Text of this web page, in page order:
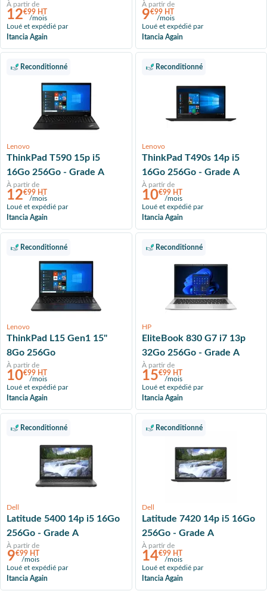
À partir de
12€99 HT
/mois
Loué et expédié par
Itancia Again
À partir de
9€99 HT
/mois
Loué et expédié par
Itancia Again
Reconditionné
Lenovo
ThinkPad T590 15p i5
16Go 256Go - Grade A
À partir de
12€99 HT
/mois
Loué et expédié par
Itancia Again
Reconditionné
Lenovo
ThinkPad T490s 14p i5
16Go 256Go - Grade A
À partir de
10€99 HT
/mois
Loué et expédié par
Itancia Again
Reconditionné
Lenovo
ThinkPad L15 Gen1 15"
8Go 256Go
À partir de
10€99 HT
/mois
Loué et expédié par
Itancia Again
Reconditionné
HP
EliteBook 830 G7 i7 13p
32Go 256Go - Grade A
À partir de
15€99 HT
/mois
Loué et expédié par
Itancia Again
Reconditionné
Dell
Latitude 5400 14p i5 16Go
256Go - Grade A
À partir de
9€99 HT
/mois
Loué et expédié par
Itancia Again
Reconditionné
Dell
Latitude 7420 14p i5 16Go
256Go - Grade A
À partir de
14€99 HT
/mois
Loué et expédié par
Itancia Again